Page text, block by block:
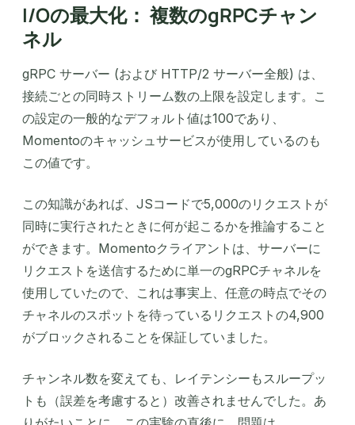
I/Oの最大化： 複数のgRPCチャン
ネル
gRPC サーバー (および HTTP/2 サーバー全般) は、
接続ごとの同時ストリーム数の上限を設定します。こ
の設定の一般的なデフォルト値は100であり、
Momentoのキャッシュサービスが使用しているのも
この値です。
この知識があれば、JSコードで5,000のリクエストが
同時に実行されたときに何が起こるかを推論すること
ができます。Momentoクライアントは、サーバーに
リクエストを送信するために単一のgRPCチャネルを
使用していたので、これは事実上、任意の時点でその
チャネルのスポットを待っているリクエストの4,900
がブロックされることを保証していました。
チャンネル数を変えても、レイテンシーもスループッ
トも（誤差を考慮すると）改善されませんでした。あ